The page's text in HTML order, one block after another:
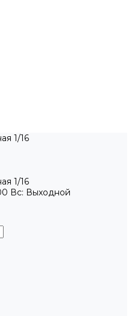
1/16
1/16
Вс: Выходной